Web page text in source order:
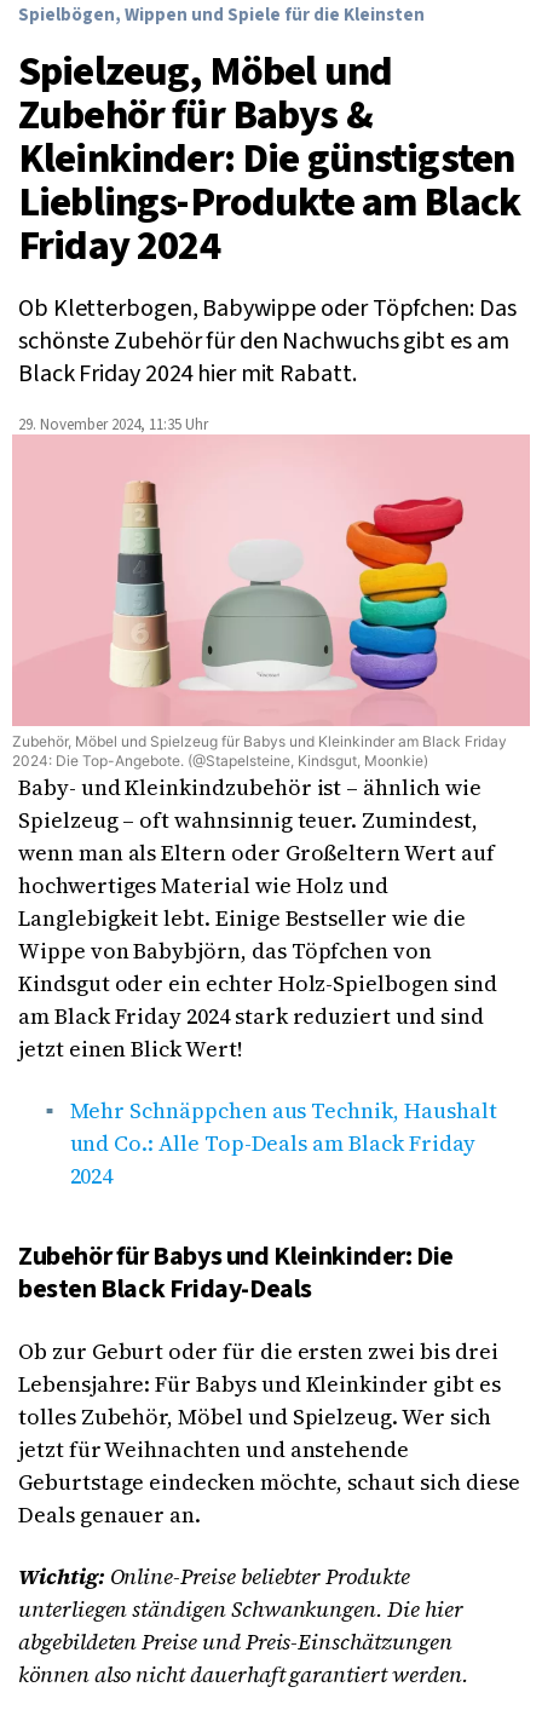
Spielbögen, Wippen und Spiele für die Kleinsten
Spielzeug, Möbel und
Zubehör für Babys &
Kleinkinder: Die günstigsten
Lieblings-Produkte am Black
Friday 2024
Ob Kletterbogen, Babywippe oder Töpfchen: Das
schönste Zubehör für den Nachwuchs gibt es am
Black Friday 2024 hier mit Rabatt.
29. November 2024, 11:35 Uhr
Zubehör, Möbel und Spielzeug für Babys und Kleinkinder am Black Friday
2024: Die Top-Angebote. (@Stapelsteine, Kindsgut, Moonkie)
Baby- und Kleinkindzubehör ist – ähnlich wie
Spielzeug– oft wahnsinnig teuer. Zumindest,
wenn man als Eltern oder Großeltern Wert auf
hochwertiges Material wie Holz und
Langlebigkeit lebt. Einige Bestseller wie die
Wippe von Babybjörn, das Töpfchen von
Kindsgut oder ein echter Holz-Spielbogen sind
am Black Friday 2024 stark reduziert und sind
jetzt einen Blick Wert!
Mehr Schnäppchen aus Technik, Haushalt
und Co.: Alle Top-Deals am Black Friday
2024
Zubehör für Babys und Kleinkinder: Die
besten Black Friday-Deals
Ob zur Geburt oder für die ersten zwei bis drei
Lebensjahre: Für Babys und Kleinkinder gibt es
tolles Zubehör, Möbel und Spielzeug. Wer sich
jetzt für Weihnachten und anstehende
Geburtstage eindecken möchte, schaut sich diese
Deals genauer an.
Wichtig: Online-Preise beliebter Produkte
unterliegen ständigen Schwankungen. Die hier
abgebildeten Preise und Preis-Einschätzungen
können also nicht dauerhaft garantiert werden.